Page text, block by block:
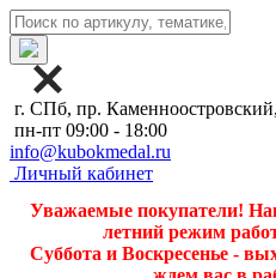
г. СПб, пр.
пн-пт 09:00 - 18:00
info@kubokmedal.ru
Личный кабинет
Уважаемые покупатели!
летний режим
Суббота и Воскресенье -